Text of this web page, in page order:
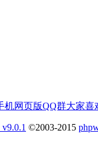
机网页版QQ群大家喜
©2003-2015